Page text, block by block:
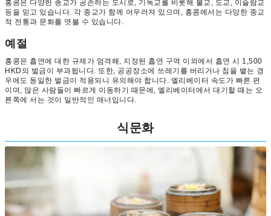
홍콩은 다양한 종교가 공존하는 도시로, 기독교를 비롯해 불교, 도교, 이슬람교
등을 믿고 있습니다. 각 종교가 함께 어우러져 있으며, 홍콩에서는 다양한 종교
적 전통과 문화를 엿볼 수 있습니다.
예절
홍콩은 흡연에 대한 규제가 엄격해, 지정된 흡연 구역 이외에서 흡연 시 1,500
HKD의 벌금이 부과됩니다. 또한, 공공장소에 쓰레기를 버리거나 침을 뱉는 경
우에도 동일한 벌금이 적용되니 유의해야 합니다. 엘리베이터 속도가 빠른 편
이며, 많은 사람들이 빠르게 이동하기 때문에, 엘리베이터에서 대기할 때는 오
른쪽에 서는 것이 일반적인 매너입니다.
식문화